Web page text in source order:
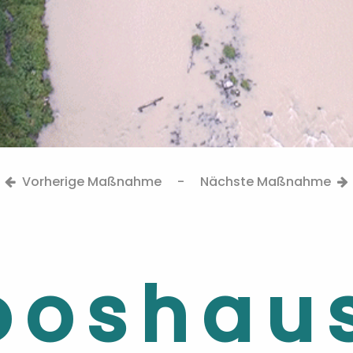
Vorherige Maßnahme - Nächste Maßnahme